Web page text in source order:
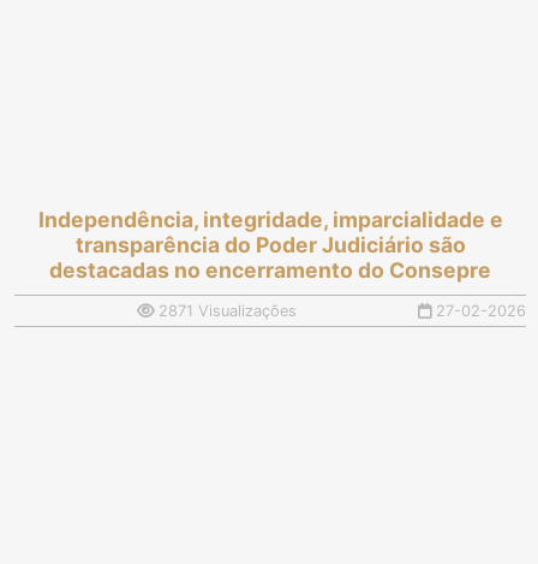
Independência, integridade, imparcialidade e
transparência do Poder Judiciário são
destacadas no encerramento do Consepre
2871 Visualizações 27-02-2026